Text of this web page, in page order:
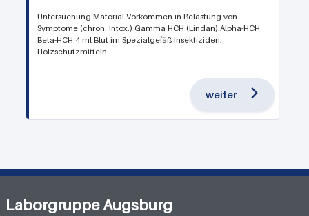
Untersuchung Material Vorkommen in Belastung von
Symptome (chron. Intox.) Gamma HCH (Lindan) Alpha-HCH
Beta-HCH 4 ml Blut im Spezialgefäß Insektiziden,
Holzschutzmitteln...
weiter
Laborgruppe Augsburg